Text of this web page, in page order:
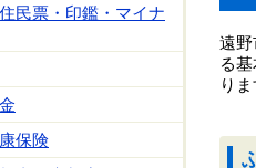
民票・印鑑・マイナ
保険
遠野
る
りま